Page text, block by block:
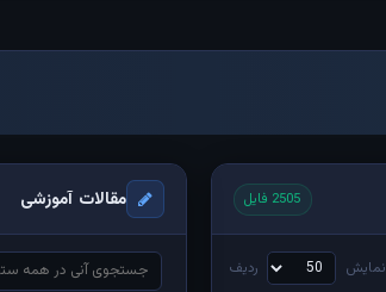
2505 فایل
نمایش ردیف
مقالات آموزشی